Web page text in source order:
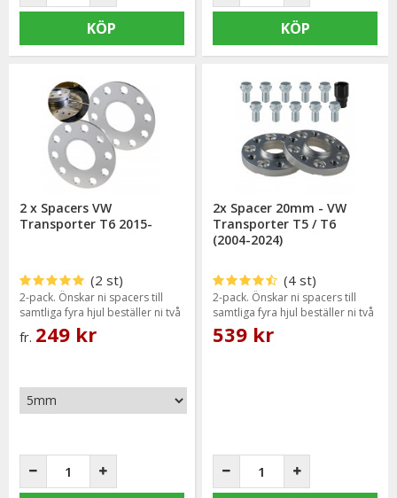
KÖP KÖP
2 x Spacers VW
Transporter T6 2015-
(2 st)
2-pack. Önskar ni spacers till
samtliga fyra hjul beställer ni två
paket.
fr. 249 kr
2x Spacer 20mm - VW
Transporter T5 / T6
(2004-2024)
(4 st)
2-pack. Önskar ni spacers till
samtliga fyra hjul beställer ni två
paket.
539 kr